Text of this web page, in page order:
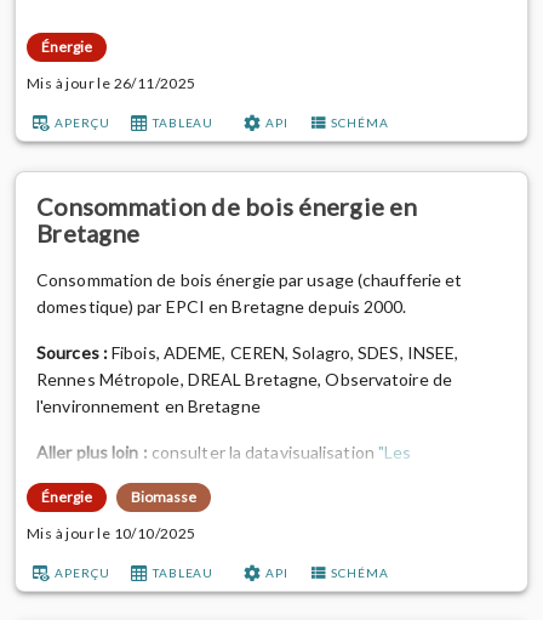
Sources :
Météo Bretagne, Brest Métropole, Cerema, CEREN, DREAL,
EDF, EDF SEI, Enedis, Fibois, GRDF, GRT Gaz, INSEE,
Observ’ER, ODRE, OEB...
Énergie
Mis à jour le 26/11/2025
APERÇU TABLEAU API SCHÉMA
Consommation de bois énergie en
Bretagne
Consommation de bois énergie par usage (chaufferie et
domestique) par EPCI en Bretagne depuis 2000.
Sources :Fibois, ADEME, CEREN, Solagro, SDES, INSEE,
Rennes Métropole, DREAL Bretagne, Observatoire de
l'environnement en Bretagne
Aller plus loin : consulter la datavisualisation "Les
consommations de bois énergie par EPCI en Bretagne "
réalisée par l'OEB et la méthodologie et les sources
détaillées dans ladocumentation méthodologique.
Énergie
Biomasse
Mis à jour le 10/10/2025
APERÇU TABLEAU API SCHÉMA